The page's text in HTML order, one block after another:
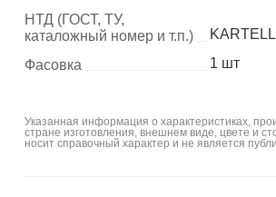
НТД (ГОСТ, ТУ,
каталожный номер и т.п.)
Фасовка
1 шт
Указанная информация о характеристиках,
стране изготовления, внешнем виде, цвете и
носит справочный характер и не является